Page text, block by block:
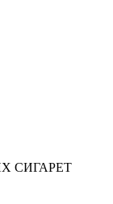
СИГАРЕТ